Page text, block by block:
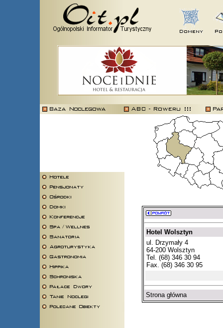
Hotel Wolsztyn
ul. Drzymały 4
64-200 Wolsztyn
Tel. (68) 346 30 94
Fax. (68) 346 30 95
Strona główna